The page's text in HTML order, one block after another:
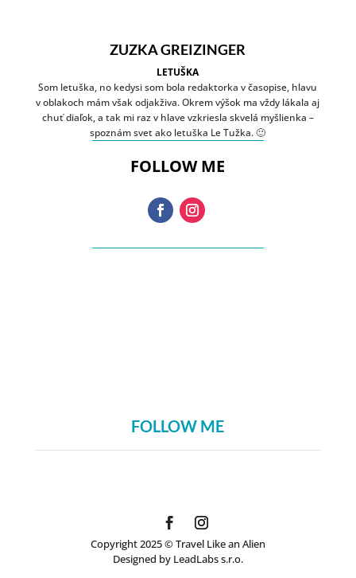
ZUZKA GREIZINGER
LETUŠKA
Som letuška, no kedysi som bola redaktorka v časopise, hlavu
v oblakoch mám však odjakživa. Okrem výšok ma vždy lákala aj
chuť diaľok, a tak mi raz v hlave vzkriesla skvelá myšlienka –
spoznám svet ako letuška Le Tužka. 🙂
FOLLOW ME
FOLLOW ME
Copyright 2025 © Travel Like an Alien
Designed by LeadLabs s.r.o.